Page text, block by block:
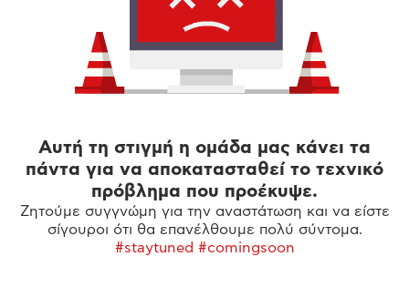
Αυτή τη στιγμή η ομάδα μας κάνει τα
πάντα για να αποκατασταθεί το τεχνικό
πρόβλημα που προέκυψε.
Ζητούμε συγγνώμη για την αναστάτωση και να είστε
σίγουροι ότι θα επανέλθουμε πολύ σύντομα.
#staytuned #comingsoon